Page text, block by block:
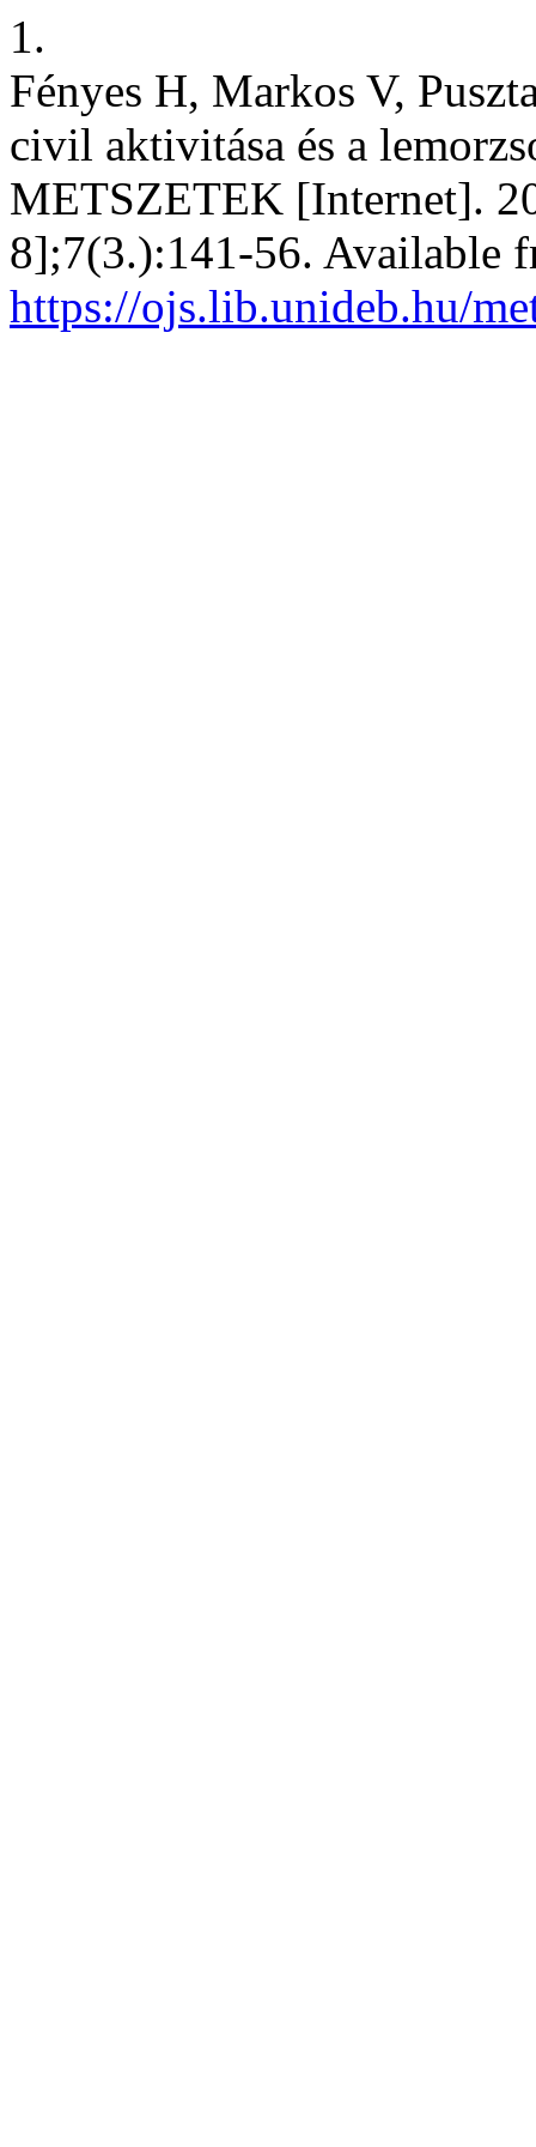
1.
Fényes H, Markos V,
civil aktivitása és a
METSZETEK [Internet].
8];7(3.):141-56. Available
https://ojs.lib.unideb.hu/